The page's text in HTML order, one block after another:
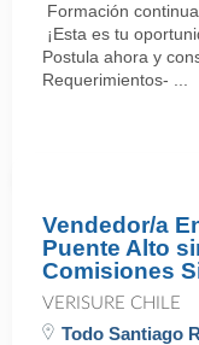
Formación
¡Esta es tu
Postula ahora y
Requerimientos- ...
Vendedor/a
Puente Alto
Comisiones
VERISURE CHILE
Todo Santiago